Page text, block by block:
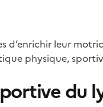
d’enrichir leur
physique,
du